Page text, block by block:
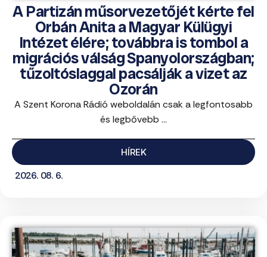
A Partizán műsorvezetőjét kérte fel
Orbán Anita a Magyar Külügyi
Intézet élére; továbbra is tombol a
migrációs válság Spanyolországban;
tűzoltóslaggal pacsálják a vizet az
Ozorán
A Szent Korona Rádió weboldalán csak a legfontosabb
és legbővebb ...
HÍREK
2026. 08. 6.